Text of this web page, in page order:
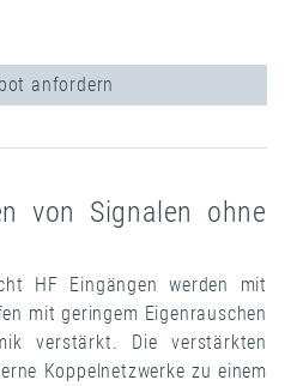
anfordern
von Signalen ohne
HF Eingängen werden mit
mit geringem Eigenrauschen
verstärkt. Die verstärkten
Koppelnetzwerke zu einem